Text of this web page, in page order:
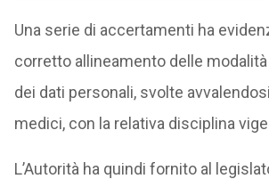
Una serie di accertamenti ha
corretto allineamento delle
dei dati personali, svolte
medici, con la relativa disciplina
L’Autorità ha quindi fornito al